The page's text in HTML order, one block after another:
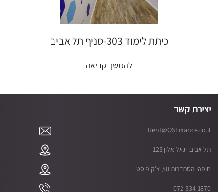
כיתת לימוד 303-סניף תל אביב
להמשך קריאה
יצירת קשר
Rent@OSFinance.co.il
תל אביב: יגאל אלון 123
חיפה: הסתדרות 80, צ'ק פוסט
072-334-1870